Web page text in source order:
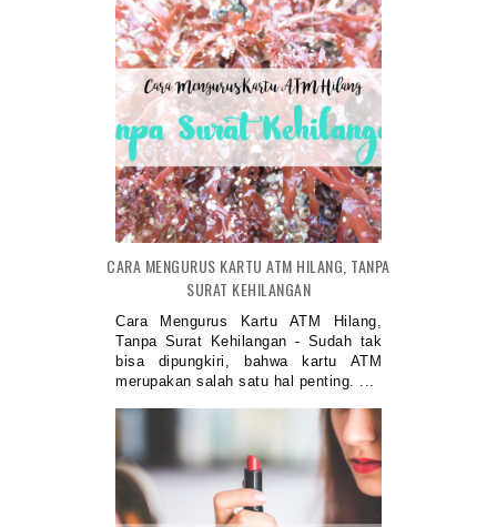
CARA MENGURUS KARTU ATM HILANG, TANPA
SURAT KEHILANGAN
Cara Mengurus Kartu ATM Hilang,
Tanpa Surat Kehilangan - Sudah tak
bisa dipungkiri, bahwa kartu ATM
merupakan salah satu hal penting. ...